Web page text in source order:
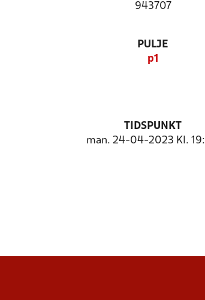
943707
PULJE
p1
TIDSPUNKT
man. 24-04-2023 Kl.